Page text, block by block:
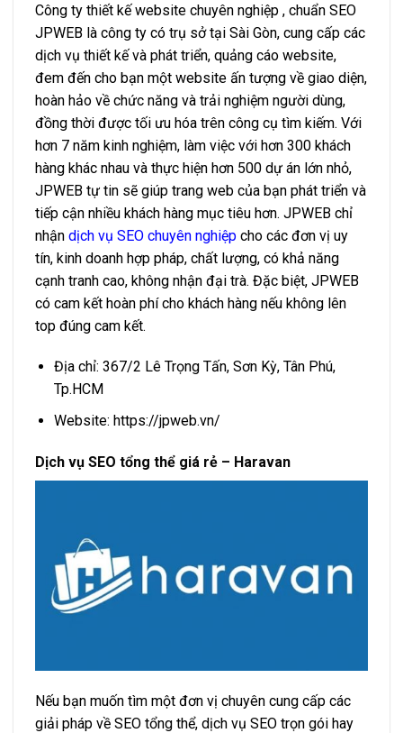
Công ty thiết kế website chuyên nghiệp , chuẩn SEO
JPWEB là công ty có trụ sở tại Sài Gòn, cung cấp các
dịch vụ thiết kế và phát triển, quảng cáo website,
đem đến cho bạn một website ấn tượng về giao diện,
hoàn hảo về chức năng và trải nghiệm người dùng,
đồng thời được tối ưu hóa trên công cụ tìm kiếm. Với
hơn 7 năm kinh nghiệm, làm việc với hơn 300 khách
hàng khác nhau và thực hiện hơn 500 dự án lớn nhỏ,
JPWEB tự tin sẽ giúp trang web của bạn phát triển và
tiếp cận nhiều khách hàng mục tiêu hơn. JPWEB chỉ
nhận dịch vụ SEO chuyên nghiệp cho các đơn vị uy
tín, kinh doanh hợp pháp, chất lượng, có khả năng
cạnh tranh cao, không nhận đại trà. Đặc biệt, JPWEB
có cam kết hoàn phí cho khách hàng nếu không lên
top đúng cam kết.
Địa chỉ: 367/2 Lê Trọng Tấn, Sơn Kỳ, Tân Phú,
Tp.HCM
Website: https://jpweb.vn/
Dịch vụ SEO tổng thể giá rẻ – Haravan
Nếu bạn muốn tìm một đơn vị chuyên cung cấp các
giải pháp về SEO tổng thể, dịch vụ SEO trọn gói hay